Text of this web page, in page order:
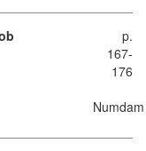
p.
167-
176
Numdam